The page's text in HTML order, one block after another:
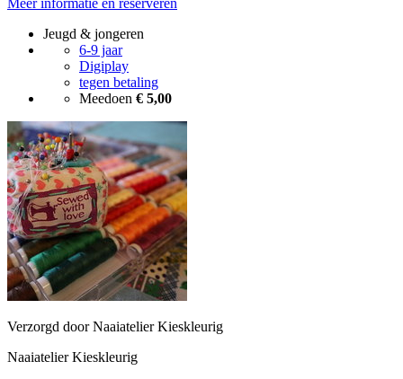
Meer informatie en reserveren
Jeugd & jongeren
6-9 jaar
Digiplay
tegen betaling
Meedoen € 5,00
Verzorgd door Naaiatelier Kieskleurig
Naaiatelier Kieskleurig